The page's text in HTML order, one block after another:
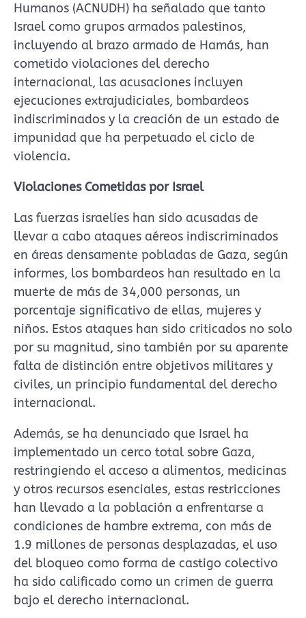
Humanos (ACNUDH) ha señalado que tanto
Israel como grupos armados palestinos,
incluyendo al brazo armado de Hamás, han
cometido violaciones del derecho
internacional, las acusaciones incluyen
ejecuciones extrajudiciales, bombardeos
indiscriminados y la creación de un estado de
impunidad que ha perpetuado el ciclo de
violencia.
Violaciones Cometidas por Israel
Las fuerzas israelíes han sido acusadas de
llevar a cabo ataques aéreos indiscriminados
en áreas densamente pobladas de Gaza, según
informes, los bombardeos han resultado en la
muerte de más de 34,000 personas, un
porcentaje significativo de ellas, mujeres y
niños. Estos ataques han sido criticados no solo
por su magnitud, sino también por su aparente
falta de distinción entre objetivos militares y
civiles, un principio fundamental del derecho
internacional.
Además, se ha denunciado que Israel ha
implementado un cerco total sobre Gaza,
restringiendo el acceso a alimentos, medicinas
y otros recursos esenciales, estas restricciones
han llevado a la población a enfrentarse a
condiciones de hambre extrema, con más de
1.9 millones de personas desplazadas, el uso
del bloqueo como forma de castigo colectivo
ha sido calificado como un crimen de guerra
bajo el derecho internacional.